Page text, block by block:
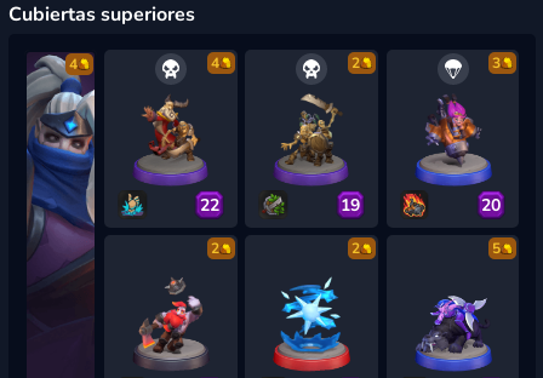
Cubiertas superiores
4 4
22
2
19
3
20
2 2 5